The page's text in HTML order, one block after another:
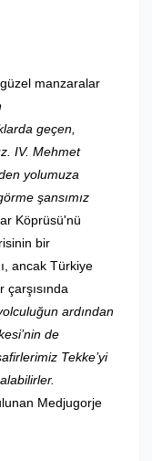
manzaralar
geçen,
IV. Mehmet
yolumuza
şansımız
Köprüsü'nü
bir
ancak Türkiye
çarşısında
ardından
de
Tekke’yi
Medjugorje